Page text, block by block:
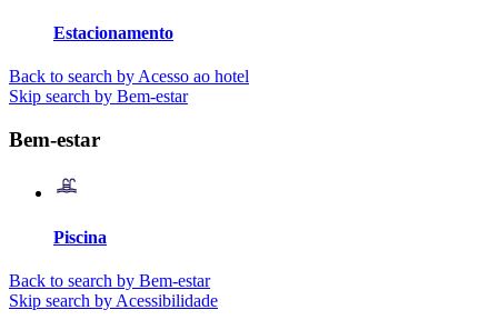
Estacionamento
Back to search by Acesso ao hotel
Skip search by Bem-estar
Bem-estar
Piscina
Back to search by Bem-estar
Skip search by Acessibilidade